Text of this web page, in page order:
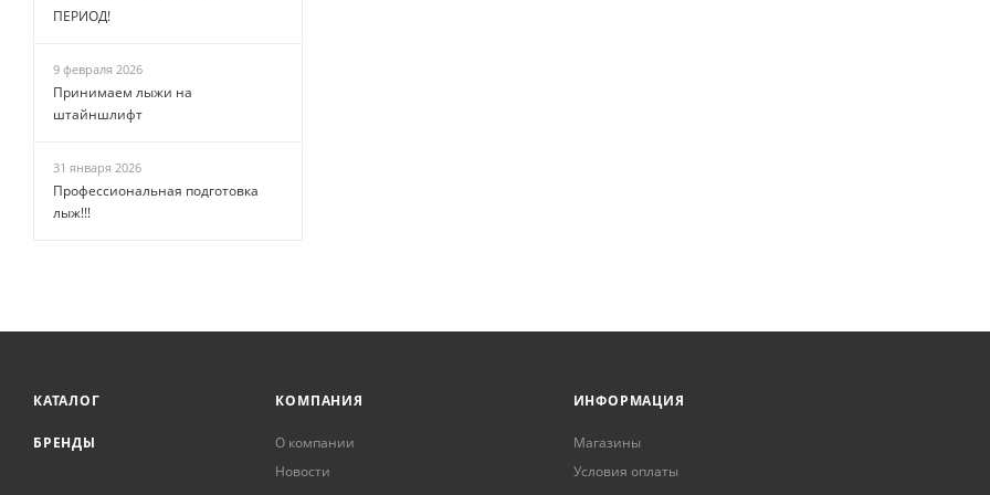
ПЕРИОД!
9 февраля 2026
Принимаем лыжи на
штайншлифт
31 января 2026
Профессиональная подготовка
лыж!!!
КАТАЛОГ
БРЕНДЫ
КОМПАНИЯ
О компании
Новости
ИНФОРМАЦИЯ
Магазины
Условия оплаты